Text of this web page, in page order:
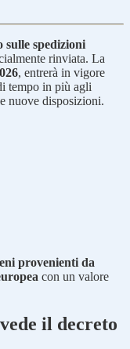
spedizioni
rinviata. La
, entrerà in vigore
tempo in più agli
nuove disposizioni.
provenienti da
con un valore
il decreto